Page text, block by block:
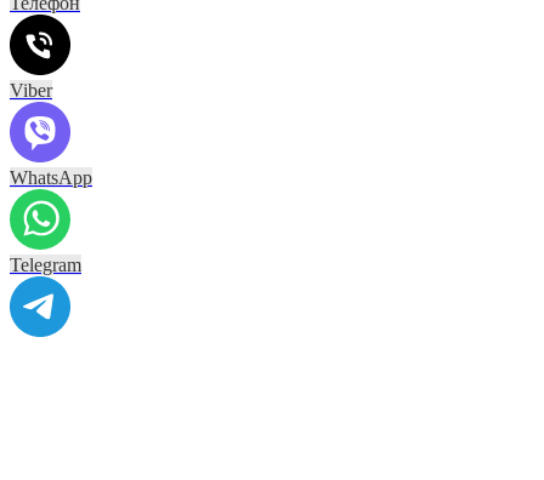
Viber
WhatsApp
Telegram